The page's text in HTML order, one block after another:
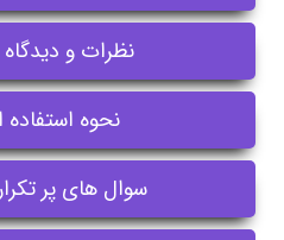
نظرات و دیدگاه
نحوه استفاده
سوال های پر